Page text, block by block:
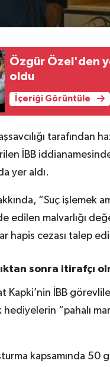
Özgür Özel'den
oldu
İçeriği Görüntüle
tarafından
İBB
yer aldı.
“Suç işlemek
edilen malvarlığı
hapis cezası talep
sonra itirafçı
Kapki’nin İBB
“pahalı
kapsamında 50